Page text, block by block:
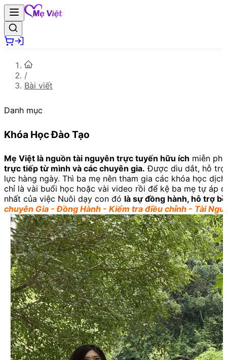
/
Bài viết
Danh mục
Khóa Học Đào Tạo
Mẹ Việt là nguồn tài nguyên trực tuyến hữu ích miễn
trực tiếp từ mình và các chuyên gia. Được dìu dắt, hỗ trợ
lực hàng ngày. Thì ba mẹ nên tham gia các khóa học
chỉ là vài buổi học hoặc vài video rồi để kệ ba mẹ tự áp
nhất của việc Nuôi dạy con đó là sự đồng hành, hỗ trợ
chuyên Gia - Đồng Hành - Kiểm tra điều chỉnh - Tài